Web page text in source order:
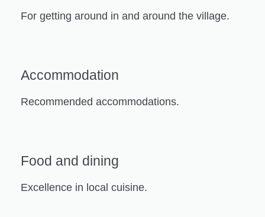
For getting around in and around the village.
Accommodation
Recommended accommodations.
Food and dining
Excellence in local cuisine.